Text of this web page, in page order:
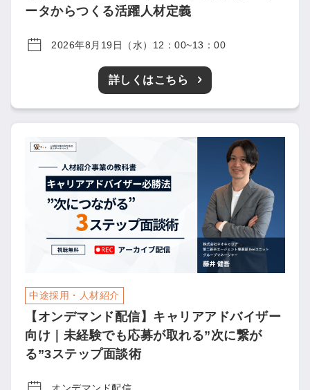
ータからつくる活躍人材定義
2026年8月19日（水）12：00~13：00
詳しくはこちら
中途採用・人材紹介
【オンデマンド配信】キャリアアドバイザー
向け｜未経験でも応募が取れる”次に繋が
る”3ステップ面談術
オンデマンド配信
をご利用する
簡単10秒！無料会員登録